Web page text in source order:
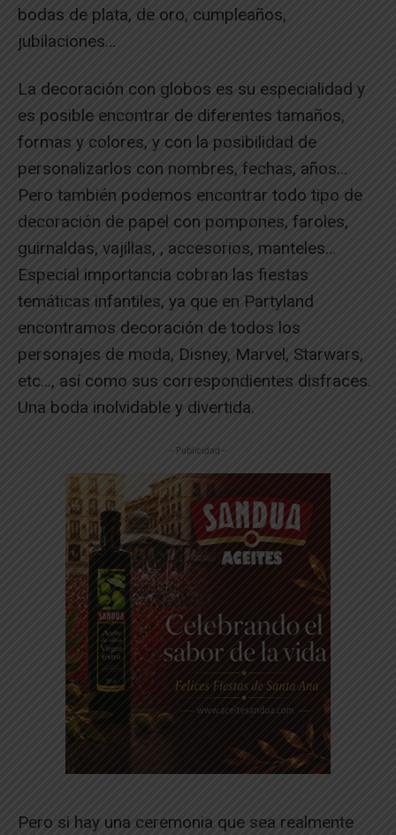
bodas de plata, de oro, cumpleaños,
jubilaciones…
La decoración con globos es su especialidad y
es posible encontrar de diferentes tamaños,
formas y colores, y con la posibilidad de
personalizarlos con nombres, fechas, años…
Pero también podemos encontrar todo tipo de
decoración de papel con pompones, faroles,
guirnaldas, vajillas, , accesorios, manteles…
Especial importancia cobran las fiestas
temáticas infantiles, ya que en Partyland
encontramos decoración de todos los
personajes de moda, Disney, Marvel, Starwars,
etc…, así como sus correspondientes disfraces.
Una boda inolvidable y divertida.
-- Publicidad --
Pero si hay una ceremonia que sea realmente